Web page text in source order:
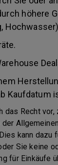
höhere
Kaufdatum
das Recht
der
kann dazu
Sie keine
für Einkäufe